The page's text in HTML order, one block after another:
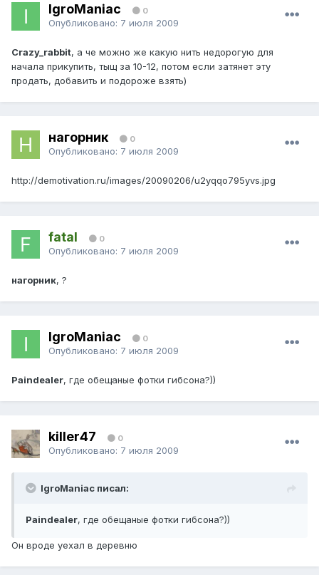
IgroManiac 0
Опубликовано: 7 июля 2009
Crazy_rabbit, а че можно же какую нить недорогую для
начала прикупить, тыщ за 10-12, потом если затянет эту
продать, добавить и подороже взять)
нагорник 0
Опубликовано: 7 июля 2009
http://demotivation.ru/images/20090206/u2yqqo795yvs.jpg
fatal 0
Опубликовано: 7 июля 2009
нагорник, ?
IgroManiac 0
Опубликовано: 7 июля 2009
Paindealer, где обещаные фотки гибсона?))
killer47 0
Опубликовано: 7 июля 2009
IgroManiac писал:
Paindealer, где обещаные фотки гибсона?))
Он вроде уехал в деревню